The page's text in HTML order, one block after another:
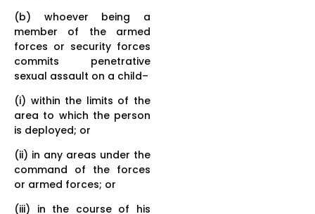
(b) whoever being a
member of the armed
forces or security forces
commits penetrative
sexual assault on a child–
(i) within the limits of the
area to which the person
is deployed; or
(ii) in any areas under the
command of the forces
or armed forces; or
(iii) in the course of his